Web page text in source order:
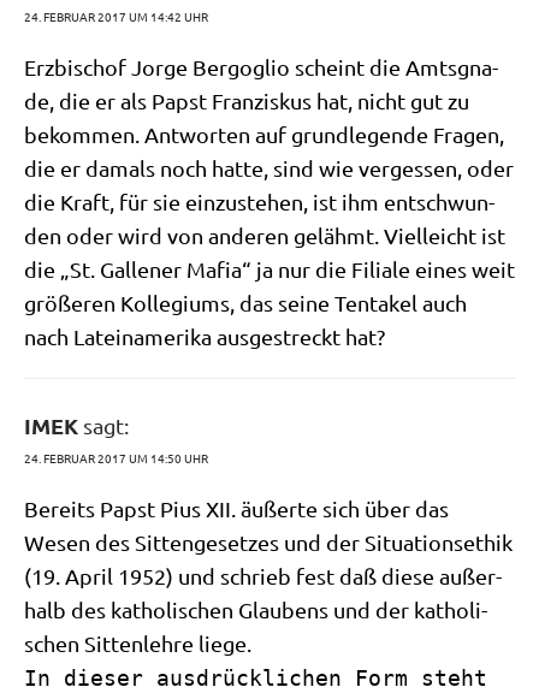
24. FEBRUAR 2017 UM 14:42 UHR
Erz­bi­schof Jor­ge Berg­o­glio scheint die Amts­gna­
de, die er als Papst Fran­zis­kus hat, nicht gut zu
bekom­men. Ant­wor­ten auf grund­le­gen­de Fra­gen,
die er damals noch hat­te, sind wie ver­ges­sen, oder
die Kraft, für sie ein­zu­ste­hen, ist ihm ent­schwun­
den oder wird von ande­ren gelähmt. Viel­leicht ist
die „St. Gal­le­ner Mafia“ ja nur die Filia­le eines weit
grö­ße­ren Kol­le­gi­ums, das sei­ne Ten­ta­kel auch
nach Latein­ame­ri­ka aus­ge­streckt hat?
IMEK sagt:
24. FEBRUAR 2017 UM 14:50 UHR
Bereits Papst Pius XII. äußer­te sich über das
Wesen des Sit­ten­ge­set­zes und der Situa­ti­ons­ethik
(19. April 1952) und schrieb fest daß die­se außer­
halb des katho­li­schen Glau­bens und der katho­li­
schen Sit­ten­leh­re liege.
In dieser ausdrücklichen Form steht